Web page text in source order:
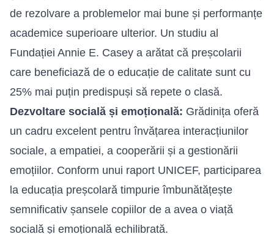
de rezolvare a problemelor mai bune și performanțe
academice superioare ulterior. Un studiu al
Fundației Annie E. Casey a arătat că preșcolarii
care beneficiază de o educație de calitate sunt cu
25% mai puțin predispuși să repete o clasă.
Dezvoltare socială și emoțională: Grădinița oferă
un cadru excelent pentru învățarea interacțiunilor
sociale, a empatiei, a cooperării și a gestionării
emoțiilor. Conform unui raport UNICEF, participarea
la educația preșcolară timpurie îmbunătățește
semnificativ șansele copiilor de a avea o viață
socială și emoțională echilibrată.